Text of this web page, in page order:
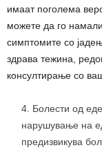
имаат поголема
можете да го
симптомите со
здрава тежина,
консултирање со
Болести од
нарушување на
предизвикува